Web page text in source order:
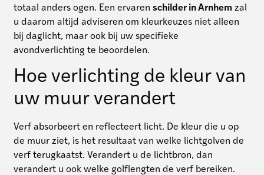
totaal anders ogen. Een ervarenschilder in Arnhem zal
u daarom altijd adviseren om kleurkeuzes niet alleen
bij daglicht, maar ook bij uw specifieke
avondverlichting te beoordelen.
Hoe verlichting de kleur van
uw muur verandert
Verf absorbeert en reflecteert licht. De kleur die u op
de muur ziet, is het resultaat van welke lichtgolven de
verf terugkaatst. Verandert u de lichtbron, dan
verandert u ook welke golflengten de verf bereiken.